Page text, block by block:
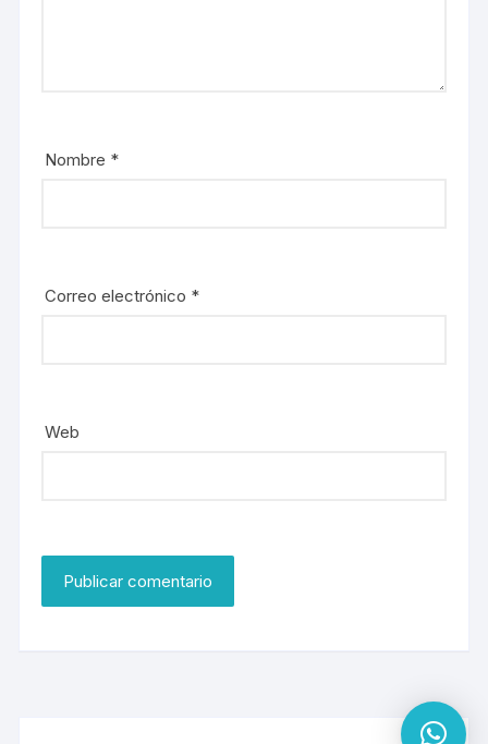
Nombre *
Correo electrónico *
Web